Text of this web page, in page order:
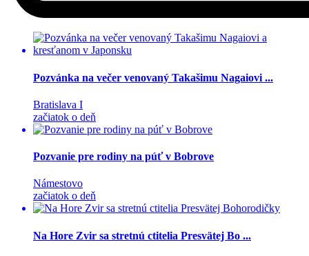
Pozvánka na večer venovaný Takašimu Nagaiovi ...
Bratislava I
začiatok o deň
Pozvanie pre rodiny na púť v Bobrove
Námestovo
začiatok o deň
Na Hore Zvir sa stretnú ctitelia Presvätej Bo ...